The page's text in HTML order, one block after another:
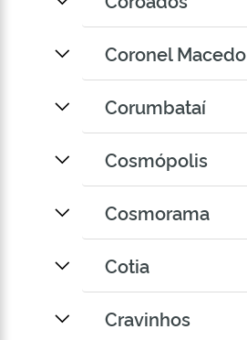
Coronel Macedo
Corumbataí
Cosmópolis
Cosmorama
Cotia
Cravinhos